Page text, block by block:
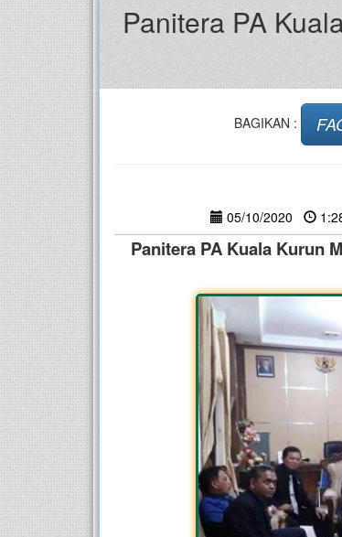
Panitera PA
BAGIKAN :
05/10/2020
Panitera PA Kuala Kurun